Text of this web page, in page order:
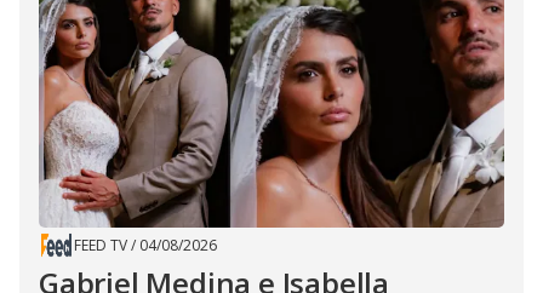
FEED TV/ 04/08/2026
Gabriel Medina e Isabella